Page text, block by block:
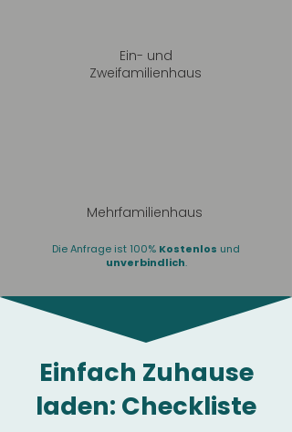
Ein- und
Zweifamilienhaus
Mehrfamilienhaus
Die Anfrage ist 100% Kostenlos und
unverbindlich.
Einfach Zuhause
laden: Checkliste